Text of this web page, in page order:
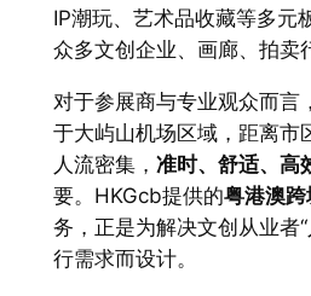
IP潮玩、艺术品收藏等多元
众多文创企业、画廊、拍卖
对于参展商与专业观众而言，
于大屿山机场区域，距离市
人流密集， 准时、舒适、高
要。HKGcb提供的粤港澳
务，正是为解决文创从业者
行需求而设计。